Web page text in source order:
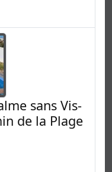
sans Vis-
de la Plage